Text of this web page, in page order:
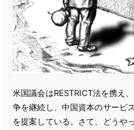
米国議会はRESTRICT法を携え
争を継続し、中国資本のサービ
を提案している。さて、どうや